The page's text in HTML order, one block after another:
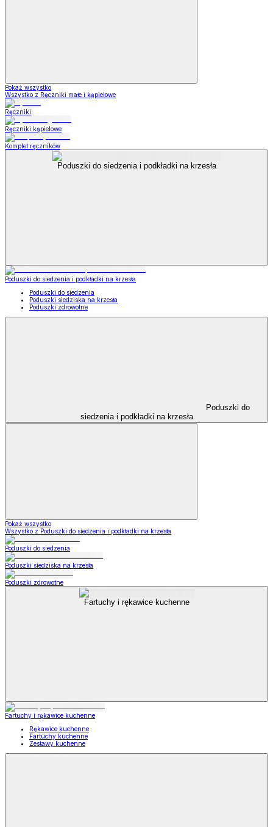
Pokaż wszystko
Wszystko z Ręczniki małe i kąpielowe
Ręczniki
Ręczniki kąpielowe
Komplet ręczników
Poduszki do siedzenia i podkładki na krzesła
Poduszki do siedzenia i podkładki na krzesła
Poduszki do siedzenia
Poduszki siedziska na krzesła
Poduszki zdrowotne
Poduszki do
siedzenia i podkładki na krzesła
Pokaż wszystko
Wszystko z Poduszki do siedzenia i podkładki na krzesła
Poduszki do siedzenia
Poduszki siedziska na krzesła
Poduszki zdrowotne
Fartuchy i rękawice kuchenne
Fartuchy i rękawice kuchenne
Rękawice kuchenne
Fartuchy kuchenne
Zestawy kuchenne